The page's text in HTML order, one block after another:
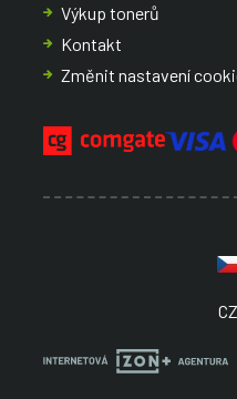
Výkup tonerů
Kontakt
Změnit nastavení
CZ